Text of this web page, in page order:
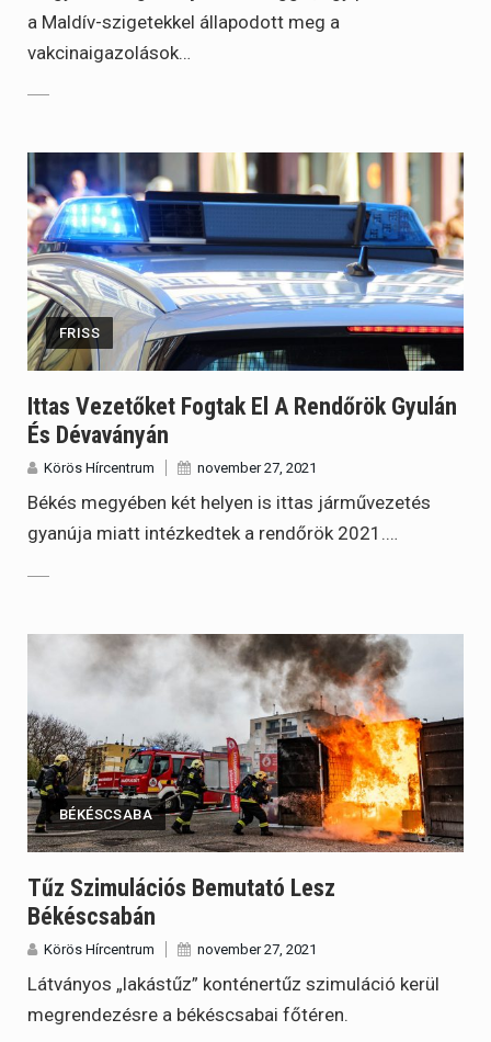
a Maldív-szigetekkel állapodott meg a
vakcinaigazolások…
FRISS
Ittas Vezetőket Fogtak El A Rendőrök Gyulán
És Dévaványán
Körös Hírcentrum november 27, 2021
Békés megyében két helyen is ittas járművezetés
gyanúja miatt intézkedtek a rendőrök 2021.…
BÉKÉSCSABA
Tűz Szimulációs Bemutató Lesz
Békéscsabán
Körös Hírcentrum november 27, 2021
Látványos „lakástűz” konténertűz szimuláció kerül
megrendezésre a békéscsabai főtéren.